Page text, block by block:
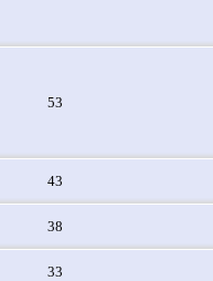
53
43
38
33